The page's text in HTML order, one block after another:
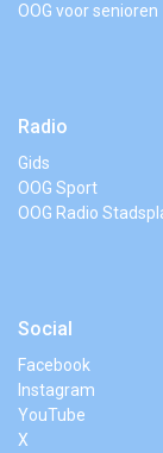
OOG voor senioren
Radio
Gids
OOG Sport
OOG Radio
Social
Facebook
Instagram
YouTube
X